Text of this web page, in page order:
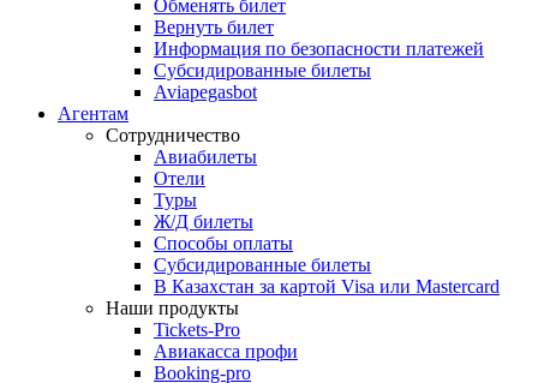
Обменять билет
Вернуть билет
Информация по безопасности платежей
Субсидированные билеты
Aviapegasbot
Агентам
Сотрудничество
Авиабилеты
Отели
Туры
Ж/Д билеты
Способы оплаты
Субсидированные билеты
В Казахстан за картой Visa или Masterсard
Наши продукты
Tickets-Pro
Авиакасса профи
Booking-pro